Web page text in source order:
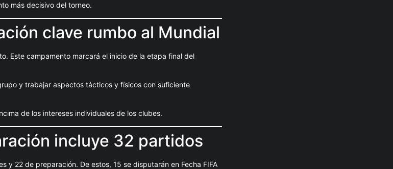
más decisivo del torneo.
clave rumbo al Mundial
Este campamento marcará el inicio de la etapa final del
y trabajar aspectos tácticos y físicos con suficiente
de los intereses individuales de los clubes.
incluye 32 partidos
y 22 de preparación. De estos, 15 se disputarán en Fecha FIFA